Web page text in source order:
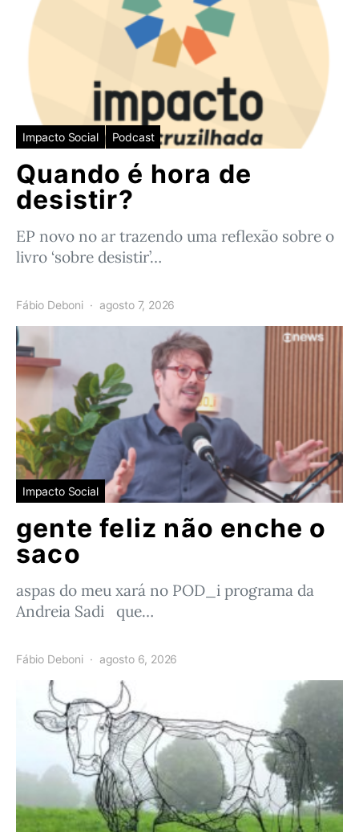
Impacto Social Podcast
Quando é hora de
desistir?
EP novo no ar trazendo uma reflexão sobre o
livro ‘sobre desistir’…
Fábio Deboni agosto 7, 2026
Impacto Social
gente feliz não enche o
saco
aspas do meu xará no POD_i programa da
Andreia Sadi que…
Fábio Deboni agosto 6, 2026